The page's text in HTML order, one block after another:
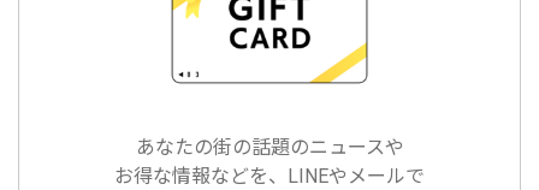
あなたの街の話題のニュースや
お得な情報などを、LINEやメールで